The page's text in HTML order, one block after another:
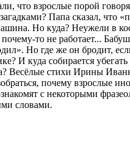
что взрослые порой
Папа сказал, что
Но куда? Неужели в
то не работает...
Но где же он бродит,
И куда собирается
Весёлые стихи Ирины
почему взрослые
с некоторыми
словами.